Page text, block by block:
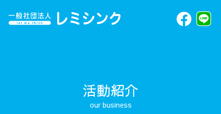
活動紹介